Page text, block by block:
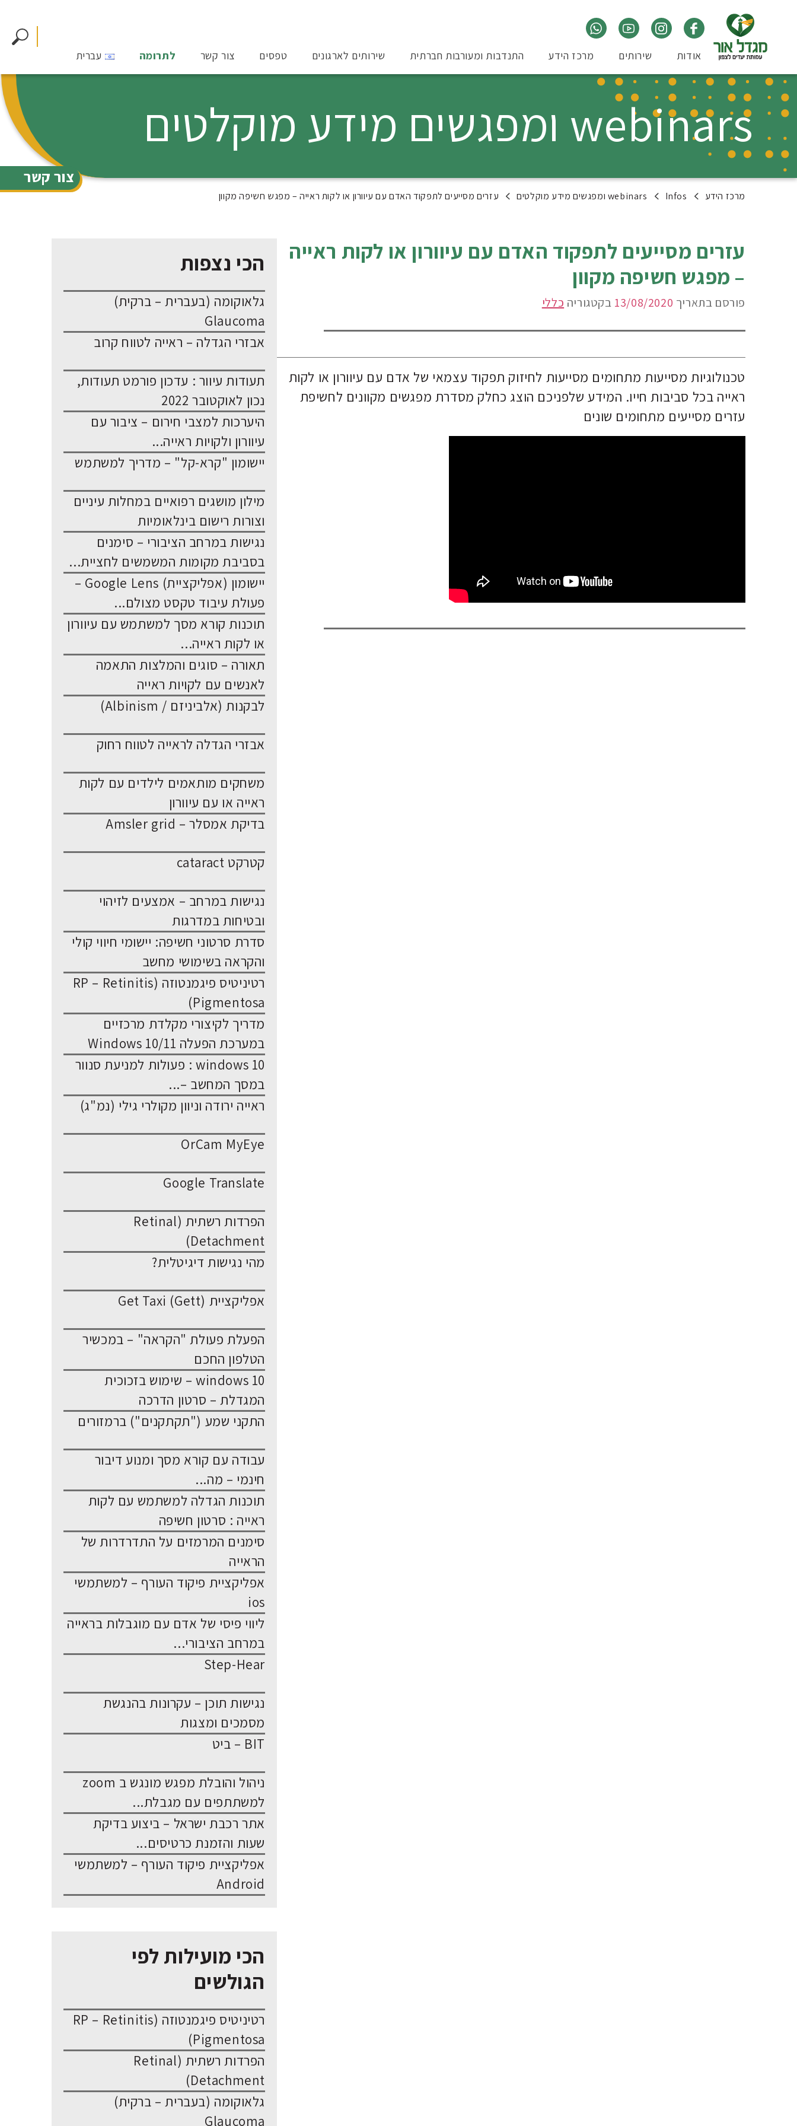
צור קשר
אודות שירותים מרכז הידע התנדבות ומעורבות חברתית שירותים לארגונים טפסים צור קשר לתרומה עברית
webinars ומפגשים מידע מוקלטים
מרכז הידע Infos webinars ומפגשים מידע מוקלטים עזרים מסייעים לתפקוד האדם עם עיוורון או לקות ראייה – מפגש חשיפה מקוון
עזרים מסייעים לתפקוד האדם עם עיוורון או לקות ראייה
– מפגש חשיפה מקוון
פורסם בתאריך 13/08/2020 בקטגוריה כללי
טכנולוגיות מסייעות מתחומים מסייעות לחיזוק תפקוד עצמאי של אדם עם עיוורון או לקות
ראייה בכל סביבות חייו. המידע שלפניכם הוצג כחלק מסדרת מפגשים מקוונים לחשיפת
עזרים מסייעים מתחומים שונים
הכי נצפות
גלאוקומה (בעברית – ברקית)
Glaucoma
אבזרי הגדלה – ראייה לטווח קרוב
תעודות עיוור : עדכון פורמט תעודות,
נכון לאוקטובר 2022
היערכות למצבי חירום – ציבור עם
עיוורון ולקויות ראייה...
יישומון "קרא-קל" – מדריך למשתמש
מילון מושגים רפואיים במחלות עיניים
וצורות רישום בינלאומיות
נגישות במרחב הציבורי – סימנים
בסביבת מקומות המשמשים לחציית...
יישומון (אפליקציית) Google Lens –
פעולת עיבוד טקסט מצולם...
תוכנות קורא מסך למשתמש עם עיוורון
או לקות ראייה...
תאורה – סוגים והמלצות התאמה
לאנשים עם לקויות ראייה
לבקנות (אלביניזם / Albinism)
אבזרי הגדלה לראייה לטווח רחוק
משחקים מותאמים לילדים עם לקות
ראייה או עם עיוורון
בדיקת אמסלר – Amsler grid
קטרקט cataract
נגישות במרחב – אמצעים לזיהוי
ובטיחות במדרגות
סדרת סרטוני חשיפה: יישומי חיווי קולי
והקראה בשימושי מחשב
רטיניטיס פיגמנטוזה (RP – Retinitis
Pigmentosa)
מדריך לקיצורי מקלדת מרכזיים
במערכת הפעלה Windows 10/11
windows 10 : פעולות למניעת סנוור
במסך המחשב –...
ראייה ירודה וניוון מקולרי גילי (נמ"ג)
OrCam MyEye
Google Translate
הפרדות רשתית (Retinal
Detachment)
מהי נגישות דיגיטלית?
אפליקציית Get Taxi (Gett)
הפעלת פעולת "הקראה" – במכשיר
הטלפון החכם
windows 10 – שימוש בזכוכית
המגדלת – סרטון הדרכה
התקני שמע ("תקתקנים") ברמזורים
עבודה עם קורא מסך ומנוע דיבור
חינמי – מה...
תוכנות הגדלה למשתמש עם לקות
ראייה : סרטון חשיפה
סימנים המרמזים על התדרדרות של
הראייה
אפליקציית פיקוד העורף – למשתמשי
ios
ליווי פיסי של אדם עם מוגבלות בראייה
במרחב הציבורי...
Step-Hear
נגישות תוכן – עקרונות בהנגשת
מסמכים ומצגות
BIT – ביט
ניהול והובלת מפגש מונגש ב zoom
למשתתפים עם מגבלת...
אתר רכבת ישראל – ביצוע בדיקת
שעות והזמנת כרטיסים...
אפליקציית פיקוד העורף – למשתמשי
Android
הכי מועילות לפי
הגולשים
רטיניטיס פיגמנטוזה (RP – Retinitis
Pigmentosa)
הפרדות רשתית (Retinal
Detachment)
גלאוקומה (בעברית – ברקית)
Glaucoma